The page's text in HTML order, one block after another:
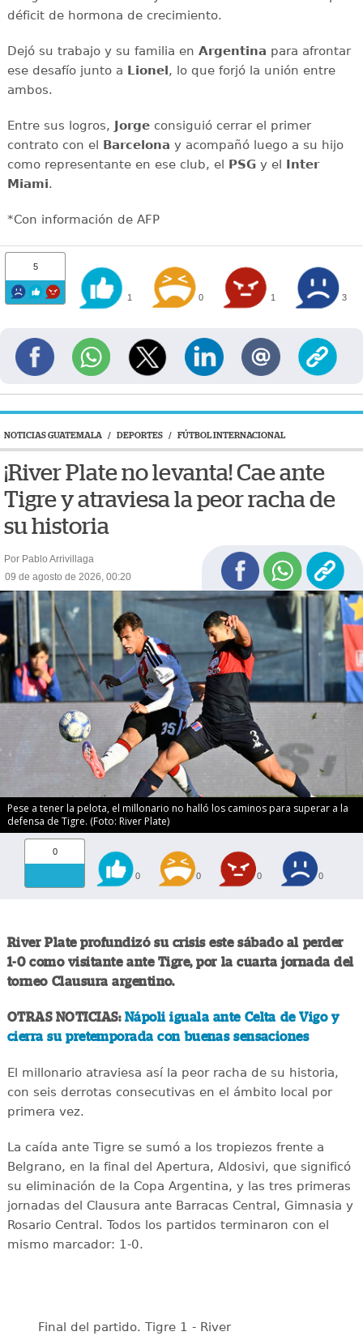
déficit de hormona de crecimiento.
Dejó su trabajo y su familia en Argentina para afrontar
ese desafío junto a Lionel, lo que forjó la unión entre
ambos.
Entre sus logros, Jorgeconsiguió cerrar el primer
contrato con el Barcelona y acompañó luego a su hijo
como representante en ese club, el PSGy el Inter
Miami.
*Con información de AFP
5
1 0 1 3
NOTICIAS GUATEMALA / DEPORTES / FÚTBOL INTERNACIONAL
¡River Plate no levanta! Cae ante
Tigre y atraviesa la peor racha de
su historia
Por Pablo Arrivillaga
09 de agosto de 2026, 00:20
Pese a tener la pelota, el millonario no halló los caminos para superar a la
defensa de Tigre. (Foto: River Plate)
0
0 0 0 0
River Plate profundizó su crisis este sábado al perder
1-0 como visitante ante Tigre, por la cuarta jornada del
torneo Clausura argentino.
OTRAS NOTICIAS: Nápoli iguala ante Celta de Vigo y
cierra su pretemporada con buenas sensaciones
El millonario atraviesa así la peor racha de su historia,
con seis derrotas consecutivas en el ámbito local por
primera vez.
La caída ante Tigre se sumó a los tropiezos frente a
Belgrano, en la final del Apertura, Aldosivi, que significó
su eliminación de la Copa Argentina, y las tres primeras
jornadas del Clausura ante Barracas Central, Gimnasia y
Rosario Central. Todos los partidos terminaron con el
mismo marcador: 1-0.
Final del partido. Tigre 1 - River